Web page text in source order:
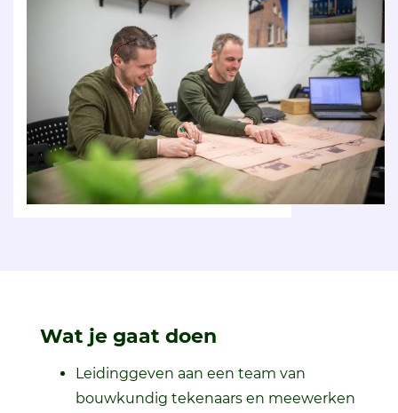
Wat je gaat doen
Leidinggeven aan een team van
bouwkundig tekenaars en meewerken